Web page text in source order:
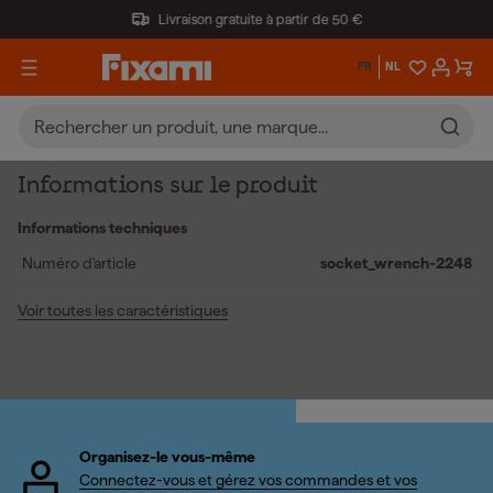
Livraison gratuite à partir de 50 €
FR NL
Informations sur le produit
Informations techniques
Numéro d'article
socket_wrench-2248
Voir toutes les caractéristiques
Organisez-le vous-même
Connectez-vous et gérez vos commandes et vos